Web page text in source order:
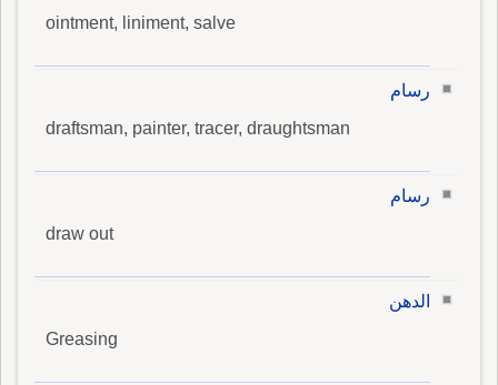
ointment, liniment, salve
رسام
draftsman, painter, tracer, draughtsman
رسام
draw out
الدهن
Greasing